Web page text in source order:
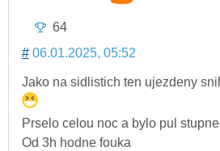
64
# 06.01.2025, 05:52
Jako na sidlistich ten ujezdeny
Prselo celou noc a bylo pul
Od 3h hodne fouka